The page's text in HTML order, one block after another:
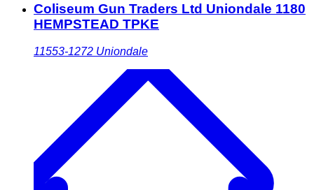
Coliseum Gun Traders Ltd Uniondale 1180
HEMPSTEAD TPKE
11553-1272 Uniondale